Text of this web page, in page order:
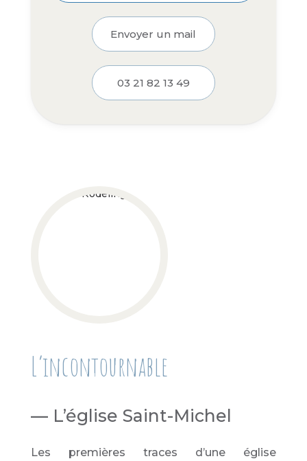
Envoyer un mail
03 21 82 13 49
L’incontournable
— L’église Saint-Michel
Les premières traces d’une église